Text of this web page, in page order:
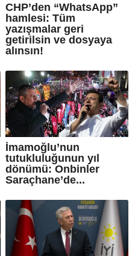
CHP’den “WhatsApp”
hamlesi: Tüm
yazışmalar geri
getirilsin ve dosyaya
alınsın!
İmamoğlu’nun
tutukluluğunun yıl
dönümü: Onbinler
Saraçhane’de...